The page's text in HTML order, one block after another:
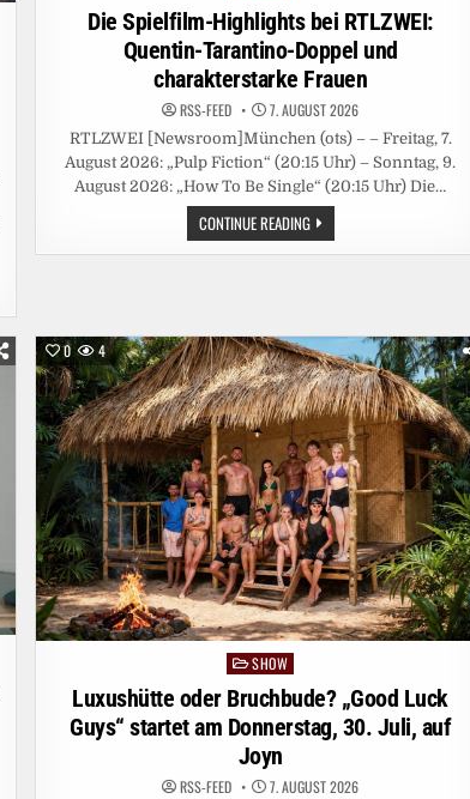
in
Die Spielfilm-Highlights bei RTLZWEI:
Quentin-Tarantino-Doppel und
charakterstarke Frauen
RSS-FEED 7. AUGUST 2026
RTLZWEI [Newsroom]München (ots) – – Freitag, 7.
August 2026: „Pulp Fiction“ (20:15 Uhr) – Sonntag, 9.
August 2026: „How To Be Single“ (20:15 Uhr) Die…
CONTINUE READINGDIE
SPIELFILM-
HIGHLIGHTS
DOPPEL
UND
CHARAKTERSTARKE
FRAUEN
0 4
Posted
in
SHOW
Luxushütte oder Bruchbude? „Good Luck
Guys“ startet am Donnerstag, 30. Juli, auf
Joyn
RSS-FEED 7. AUGUST 2026